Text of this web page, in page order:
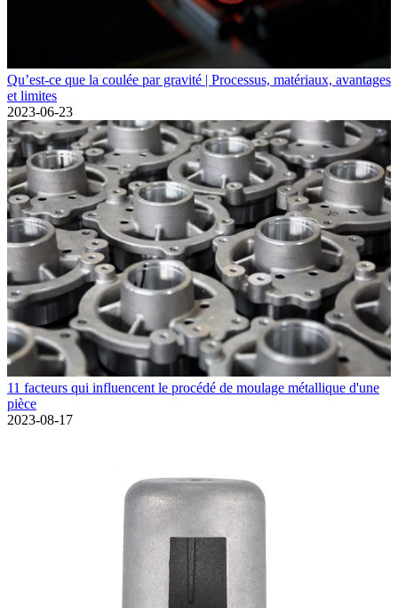
Qu’est-ce que la coulée par gravité | Processus, matériaux, avantages
et limites
2023-06-23
11 facteurs qui influencent le procédé de moulage métallique d'une
pièce
2023-08-17